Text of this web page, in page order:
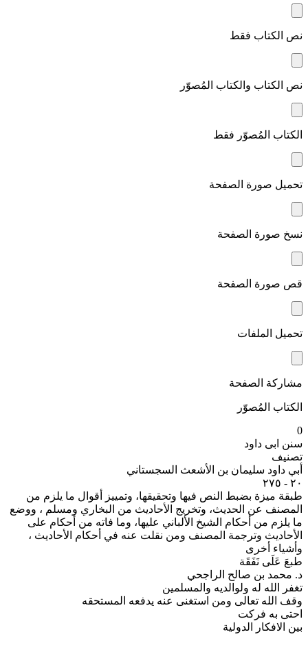
نص الكتاب فقط
نص الكتاب والكتاب المُصوّر
الكتاب المُصوّر فقط
تحميل صورة الصفحة
نسخ صورة الصفحة
قص صورة الصفحة
تحميل الملفات
مشاركة الصفحة
الكتاب المُصوّر
0
سنن ابی داود
تصنيف
أبي داود سليمان بن الأشعث السجستاني
٢٠ - ٢٧٥
طبقة ميزة بضبط النص فيها وتحقيقها، وتمييز أقوال ما يلزم من
المصنف عن الحديث، وتخريج الأحاديث من البخاري ومسلم ، ووضع
ما يلزم من أحكام الشيخ الألباني عليها، وما فاته من أحكام على
الأحاديث وترجمة المصنف ومن نقلت عنه في أحكام الأحاديث ،
وأشياء أخرى
طبعَ عَلَى نَفَقَة
د. محمد بن صالح الراجحي
تغفر الله له ولوالديه والمسلمين
وقف الله تعالى ومن استغنى عنه يدفعه المستحقه
احتی به فرکت
بين الافكار الدولية